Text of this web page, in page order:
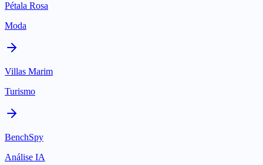
Pétala Rosa
Moda
Villas Marim
Turismo
BenchSpy
Análise IA